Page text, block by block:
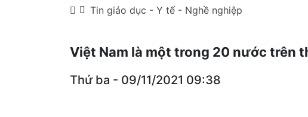
Tin giáo dục - Y tế - Nghề nghiệp
Việt Nam là một trong 20 nước trên
Thứ ba - 09/11/2021 09:38